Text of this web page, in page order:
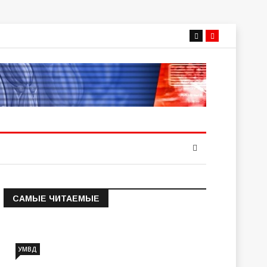
САМЫЕ ЧИТАЕМЫЕ
Информация о состоянии
УМВД